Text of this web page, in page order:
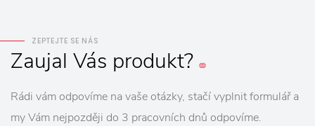
ZEPTEJTE SE NÁS
Zaujal Vás produkt?
Rádi vám odpovíme na vaše otázky, stačí vyplnit formulář a
my Vám nejpozději do 3 pracovních dnů odpovíme.